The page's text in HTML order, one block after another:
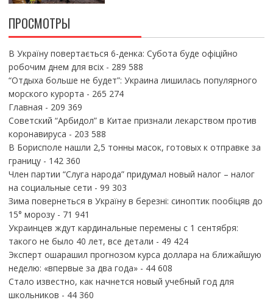
ПРОСМОТРЫ
В Україну повертається 6-денка: Субота буде офіційно
робочим днем для всіх- 289 588
“Отдыха больше не будет”: Украина лишилась популярного
морского курорта - 265 274
Главная - 209 369
Советский “Арбидол” в Китае признали лекарством против
коронавируса - 203 588
В Борисполе нашли 2,5 тонны масок, готовых к отправке за
границу- 142 360
Член партии “Слуга народа” придумал новый налог – налог
на социальные сети - 99 303
Зима повернеться в Україну в березні: синоптик пообіцяв до
15° морозу- 71 941
Украинцев ждут кардинальные перемены с 1 сентября:
такого не было 40 лет, все детали - 49 424
Эксперт ошарашил прогнозом курса доллара на ближайшую
неделю: «впервые за два года»- 44 608
Стало известно, как начнется новый учебный год для
школьников - 44 360